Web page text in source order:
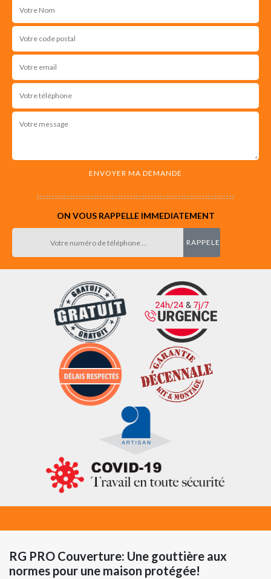
ON VOUS RAPPELLE IMMEDIATEMENT
RG PRO Couverture: Une gouttière aux
normes pour une maison protégée!